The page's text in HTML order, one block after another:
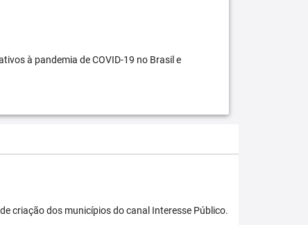
à pandemia de COVID-19 no Brasil e
criação dos municípios do canal Interesse Público.